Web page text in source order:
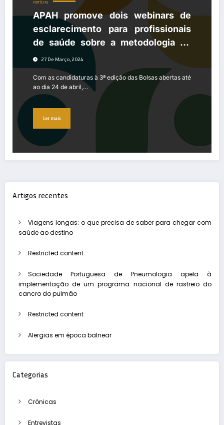
NOTÍCIAS
APAH promove dois webinars de
esclarecimento para profissionais
de saúde sobre a metodologia de
Value Based Healthcare
27 De Março, 2024
Com as candidaturas à 3ª edição das Bolsas abertas até
ao dia 24 de abril,…
Ler mais
Artigos recentes
Viagens longas: o que precisa de saber para chegar com
saúde ao destino
Restricted content
Sociedade Portuguesa de Pneumologia apela à
implementação de um programa nacional de rastreio do
cancro do pulmão
Restricted content
Alergias em época balnear
Categorias
Crónicas
Entrevistas